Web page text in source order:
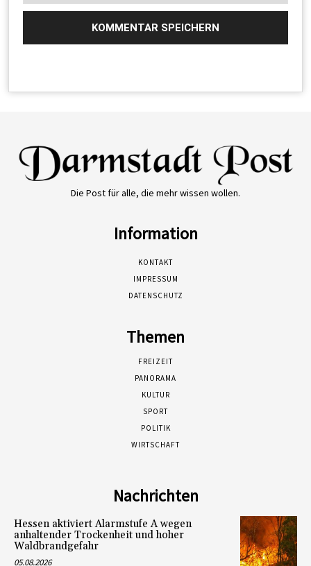
Die Post für alle, die mehr wissen wollen.
Information
KONTAKT
IMPRESSUM
DATENSCHUTZ
Themen
FREIZEIT
PANORAMA
KULTUR
SPORT
POLITIK
WIRTSCHAFT
Nachrichten
Hessen aktiviert Alarmstufe A wegen
anhaltender Trockenheit und hoher
Waldbrandgefahr
05.08.2026